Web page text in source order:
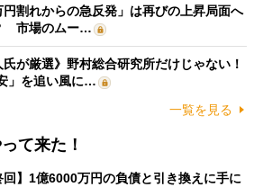
割れからの急反発」は再びの上昇局面へ
市場のムー…
氏が厳選》野村総合研究所だけじゃない！
」を追い風に…
一覧を見る
て来た！
回】1億6000万円の負債と引き換えに手に